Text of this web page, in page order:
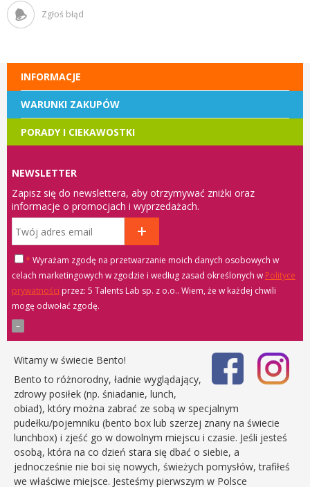
Zgłoś błąd
INFORMACJE
WARUNKI ZAKUPÓW
PORADY I CIEKAWOSTKI
NEWSLETTER
Zapisz się do newslettera, aby otrzymywać zniżki oraz
informacje o promocjach i wyprzedażach.
* Wyrażam zgodę na przetwarzanie moich danych osobowych w
celach marketingowych w zgodzie i według zasad określonych w Polityce
prywatności
przez: 5 Talents Lab sp. z o.o.. Wiem, że w każdej chwili
mogę odwołać zgodę.
Witamy w świecie Bento!
Bento to różnorodny, ładnie wyglądający,
zdrowy posiłek (np. śniadanie, lunch,
obiad), który można zabrać ze sobą w specjalnym
pudełku/pojemniku (bento box lub szerzej znany na świecie
lunchbox) i zjeść go w dowolnym miejscu i czasie. Jeśli jesteś
osobą, która na co dzień stara się dbać o siebie, a
jednocześnie nie boi się nowych, świeżych pomysłów, trafiłeś
we właściwe miejsce. Jesteśmy pierwszym w Polsce